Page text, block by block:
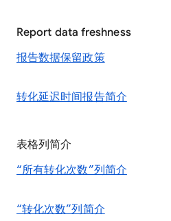
Report data freshness
报告数据保留政策
转化延迟时间报告简介
表格列简介
“所有转化次数”列简介
“转化次数”列简介